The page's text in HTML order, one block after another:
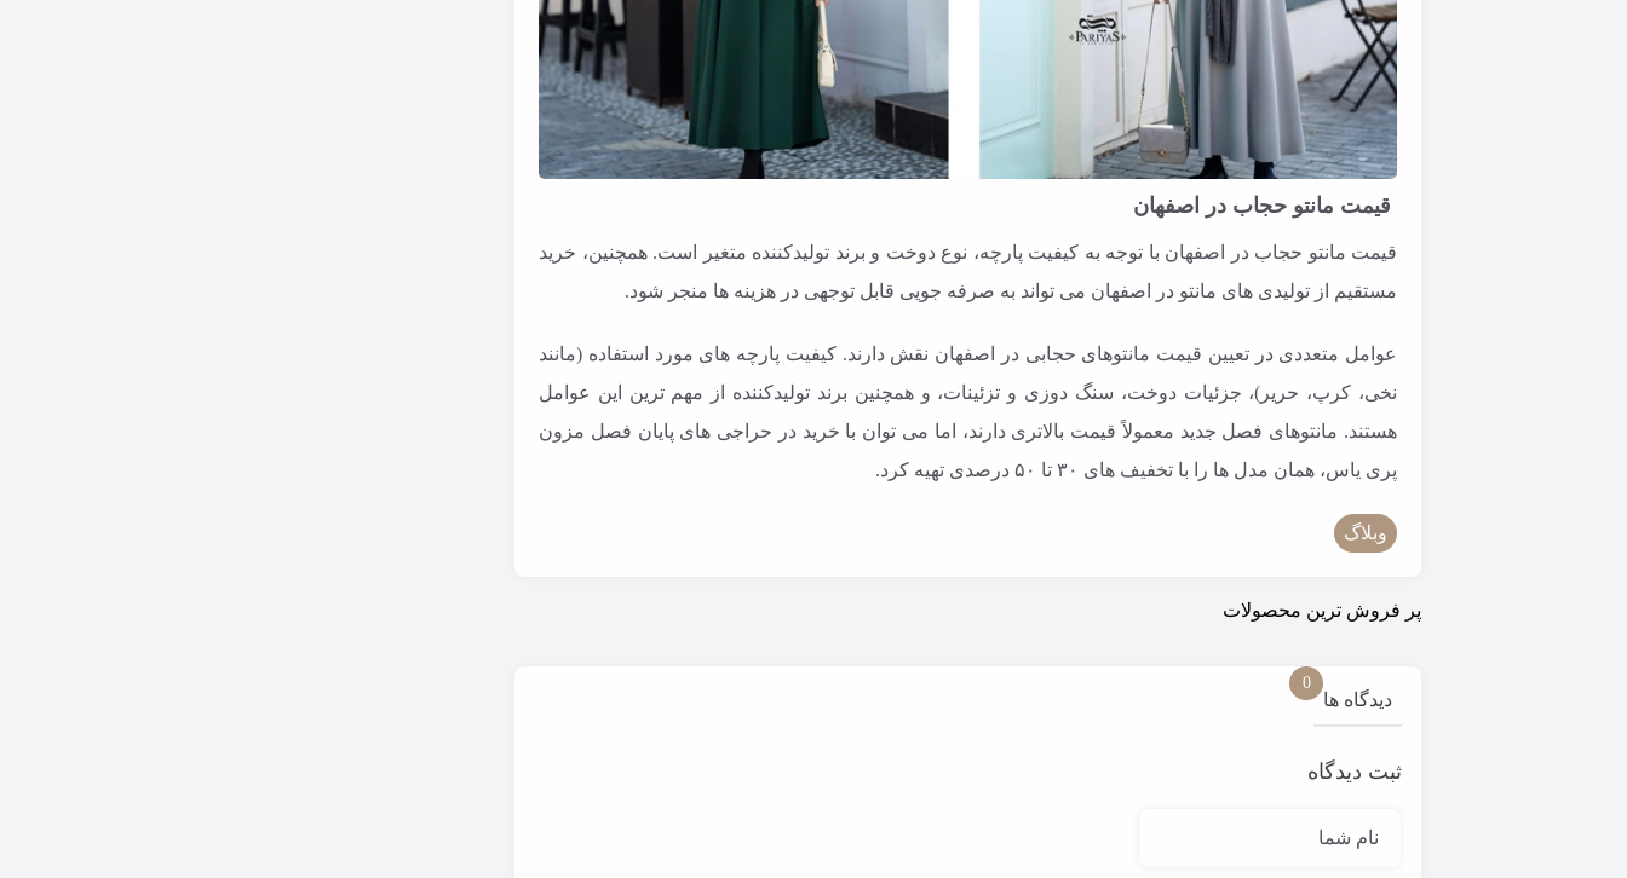
قیمت مانتو حجاب در اصفهان
قیمت مانتو حجاب در اصفهان با توجه به کیفیت پارچه، نوع دوخت و برند تولیدکننده متغیر است. همچنین، خرید
مستقیم از تولیدی های مانتو در اصفهان می تواند به صرفه جویی قابل توجهی در هزینه ها منجر شود.
عوامل متعددی در تعیین قیمت مانتوهای حجابی در اصفهان نقش دارند. کیفیت پارچه های مورد استفاده (مانند
نخی، کرپ، حریر)، جزئیات دوخت، سنگ دوزی و تزئینات، و همچنین برند تولیدکننده از مهم ترین این عوامل
هستند. مانتوهای فصل جدید معمولاً قیمت بالاتری دارند، اما می توان با خرید در حراجی های پایان فصل مزون
پری یاس، همان مدل ها را با تخفیف های ۳۰ تا ۵۰ درصدی تهیه کرد.
وبلاگ
پر فروش ترین محصولات
دیدگاه ها
0
ثبت دیدگاه
نام شما